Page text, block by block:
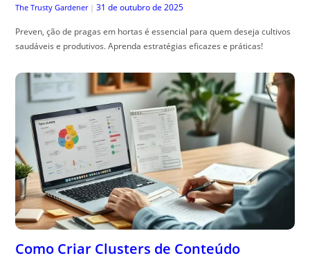
The Trusty Gardener | 31 de outubro de 2025
Preven, ção de pragas em hortas é essencial para quem deseja cultivos
saudáveis e produtivos. Aprenda estratégias eficazes e práticas!
Como Criar Clusters de Conteúdo